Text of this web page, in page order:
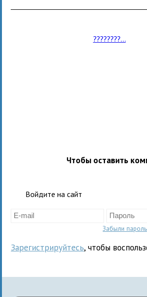
????????...
Чтобы оставить
Войдите на сайт
Забыли
Зарегистрируйтесь, чтобы